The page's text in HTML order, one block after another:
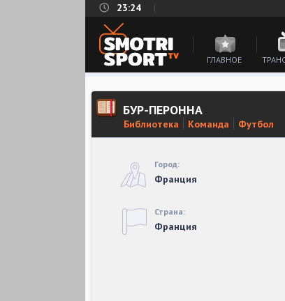
23:24
ГЛАВНОЕ
БУР-ПЕРОННА
Библиотека Команда Футбол
Город:
Франция
Страна:
Франция